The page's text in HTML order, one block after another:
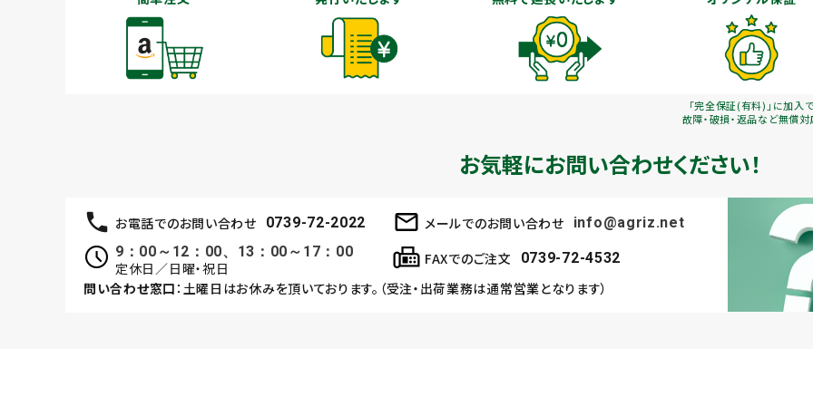
「完全保証(有料)」に加入
故障・破損・返品など無償対
お気軽にお問い合わせください！
お電話でのお問い合わせ 0739-72-2022 メールでのお問い合わせ
info@agriz.net
9：00～12：00、13：00～17：00
定休日／日曜・祝日
FAXでのご注文 0739-72-4532
問い合わせ窓口 ：土曜日はお休みを頂いております。（受注・出荷業務は通常営業となります）